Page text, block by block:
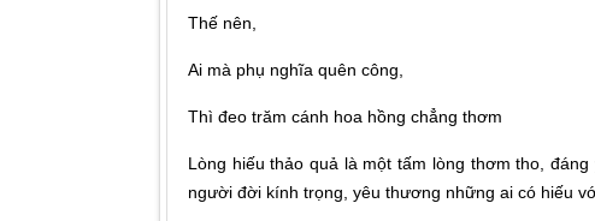
Thế nên,
Ai mà phụ nghĩa quên công,
Thì đeo trăm cánh hoa hồng chẳng thơm
Lòng hiếu thảo quả là một tấm lòng thơm tho,
người đời kính trọng, yêu thương những ai có hiếu